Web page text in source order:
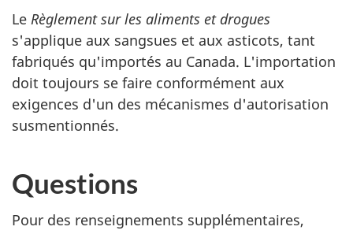
Le Règlement sur les aliments et drogues
s'applique aux sangsues et aux asticots, tant
fabriqués qu'importés au Canada. L'importation
doit toujours se faire conformément aux
exigences d'un des mécanismes d'autorisation
susmentionnés.
Questions
Pour des renseignements supplémentaires,